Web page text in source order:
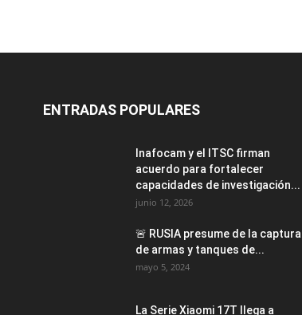
ENTRADAS POPULARES
Inafocam y el ITSC firman
acuerdo para fortalecer
capacidades de investigación...
junio 12, 2026
🚨 RUSIA presume de la captura
de armas y tanques de...
mayo 5, 2024
La Serie Xiaomi 17T llega a